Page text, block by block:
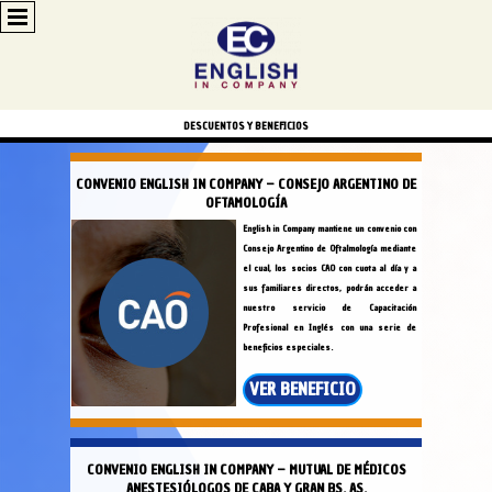
DESCUENTOS Y BENEFICIOS
CONVENIO ENGLISH IN COMPANY – CONSEJO ARGENTINO DE
OFTAMOLOGÍA
English in Company mantiene un convenio con
Consejo Argentino de Oftalmología mediante
el cual, los socios CAO con cuota al día y a
sus familiares directos, podrán acceder a
nuestro servicio de Capacitación
Profesional en Inglés con una serie de
beneficios especiales.
VER BENEFICIO
CONVENIO ENGLISH IN COMPANY – MUTUAL DE MÉDICOS